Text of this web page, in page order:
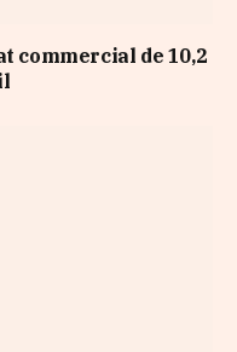
commercial de 10,2